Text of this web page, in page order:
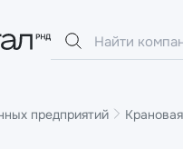
предприятий